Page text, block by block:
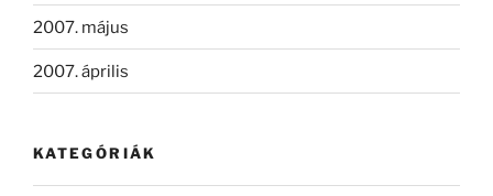
2007. május
2007. április
KATEGÓRIÁK